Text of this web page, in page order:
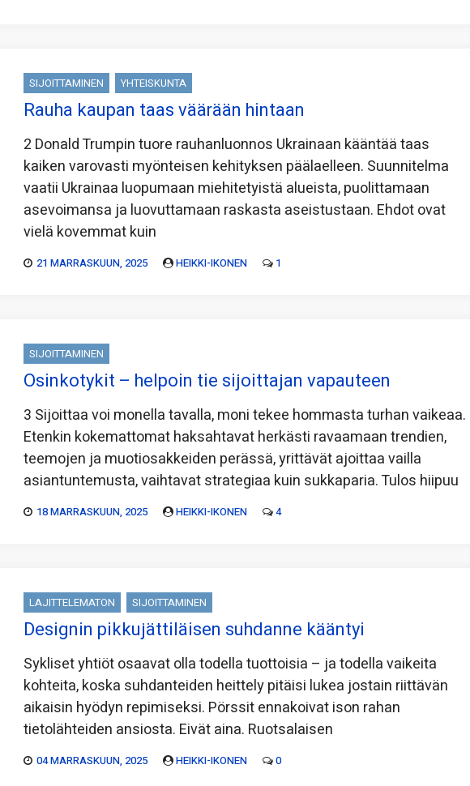
SIJOITTAMINEN YHTEISKUNTA
Rauha kaupan taas väärään hintaan
2 Donald Trumpin tuore rauhanluonnos Ukrainaan kääntää taas
kaiken varovasti myönteisen kehityksen päälaelleen. Suunnitelma
vaatii Ukrainaa luopumaan miehitetyistä alueista, puolittamaan
asevoimansa ja luovuttamaan raskasta aseistustaan. Ehdot ovat
vielä kovemmat kuin
21 MARRASKUUN, 2025 HEIKKI-IKONEN 1
SIJOITTAMINEN
Osinkotykit – helpoin tie sijoittajan vapauteen
3 Sijoittaa voi monella tavalla, moni tekee hommasta turhan vaikeaa.
Etenkin kokemattomat haksahtavat herkästi ravaamaan trendien,
teemojen ja muotiosakkeiden perässä, yrittävät ajoittaa vailla
asiantuntemusta, vaihtavat strategiaa kuin sukkaparia. Tulos hiipuu
18 MARRASKUUN, 2025 HEIKKI-IKONEN 4
LAJITTELEMATON SIJOITTAMINEN
Designin pikkujättiläisen suhdanne kääntyi
Sykliset yhtiöt osaavat olla todella tuottoisia – ja todella vaikeita
kohteita, koska suhdanteiden heittely pitäisi lukea jostain riittävän
aikaisin hyödyn repimiseksi. Pörssit ennakoivat ison rahan
tietolähteiden ansiosta. Eivät aina. Ruotsalaisen
04 MARRASKUUN, 2025 HEIKKI-IKONEN 0